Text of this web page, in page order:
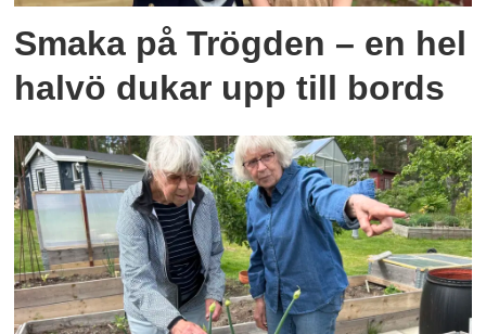
Smaka på Trögden – en hel
halvö dukar upp till bords